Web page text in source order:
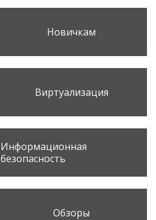
Новичкам
Виртуализация
Информационная
безопасность
Обзоры